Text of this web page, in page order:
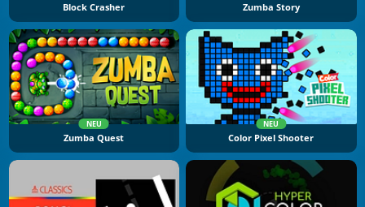
Block Crasher Zumba Story
NEU
Zumba Quest
NEU
Color Pixel Shooter